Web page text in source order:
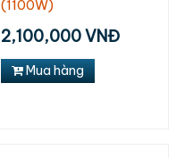
(1100W)
2,100,000 VNĐ
Mua hàng